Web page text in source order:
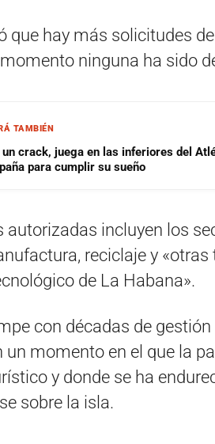
que hay más solicitudes
ninguna ha sido
TAMBIÉN
un crack, juega en las inferiores del
para cumplir su sueño
autorizadas incluyen los
reciclaje y
de La Habana».
con décadas de
un momento en el que la
y donde se ha
sobre la isla.